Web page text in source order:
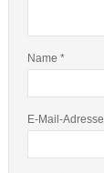
Name *
E-Mail-Adresse